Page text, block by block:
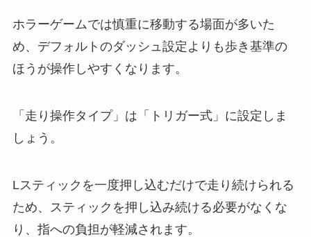
ホラーゲームでは慎重に移動する場面が多いた
め、デフォルトのダッシュ設定よりも歩き基準の
ほうが操作しやすくなります。
「走り操作タイプ」は「トリガー式」に設定しま
しょう。
Lスティックを一度押し込むだけで走り続けられる
ため、スティックを押し込み続ける必要がなくな
り、指への負担が軽減されます。